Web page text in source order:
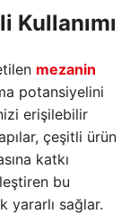
mezanin
potansiyelini
erişilebilir
çeşitli ürün
katkı
bu
yararlı sağlar.